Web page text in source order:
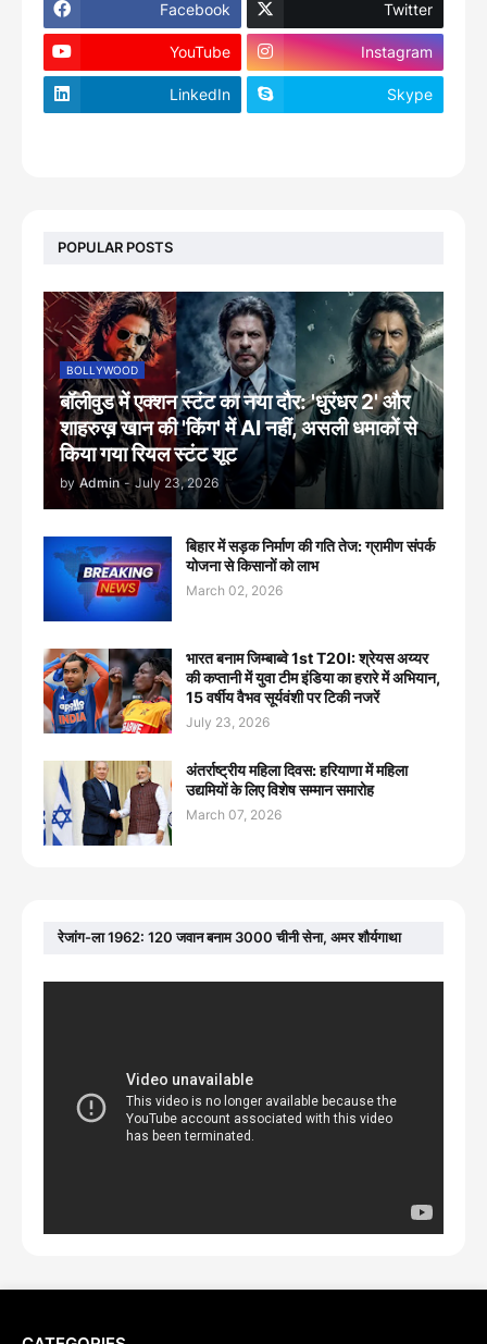
Facebook Twitter
YouTube Instagram
LinkedIn Skype
POPULAR POSTS
BOLLYWOOD
बॉलीवुड में एक्शन स्टंट का नया दौर: 'धुरंधर 2' और
शाहरुख़ खान की 'किंग' में AI नहीं, असली धमाकों से
किया गया रियल स्टंट शूट
by Admin - July 23, 2026
बिहार में सड़क निर्माण की गति तेज: ग्रामीण संपर्क
योजना से किसानों को लाभ
March 02, 2026
भारत बनाम जिम्बाब्वे 1st T20I: श्रेयस अय्यर
की कप्तानी में युवा टीम इंडिया का हरारे में अभियान,
15 वर्षीय वैभव सूर्यवंशी पर टिकी नजरें
July 23, 2026
अंतर्राष्ट्रीय महिला दिवस: हरियाणा में महिला
उद्यमियों के लिए विशेष सम्मान समारोह
March 07, 2026
रेजांग-ला 1962: 120 जवान बनाम 3000 चीनी सेना, अमर शौर्यगाथा